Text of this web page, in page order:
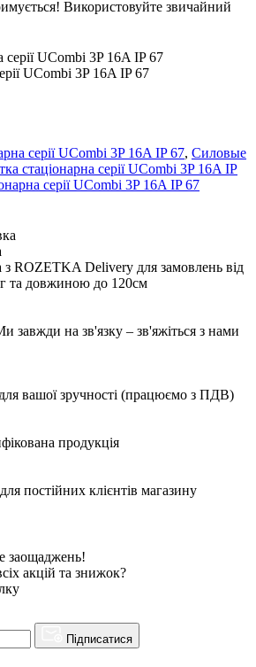
Використовуйте звичайний
UСombi 3P 16A IP 67
серії UСombi 3P 16A IP 67, Силовые
стаціонарна серії UСombi 3P 16A IP
серії UСombi 3P 16A IP 67
з ROZETKA Delivery для замовлень від
та довжиною до 120см
завжди на зв'язку – зв'яжіться з нами
вашої зручності (працюємо з ПДВ)
продукція
постійних клієнтів магазину
заощаджень!
акцій та знижок?
Підписатися